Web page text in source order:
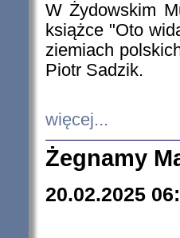
W Żydowskim
książce "Oto
ziemiach
Piotr Sadzik.
więcej...
Żegnamy
20.02.2025